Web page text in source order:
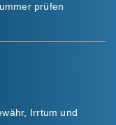
prüfen
Irrtum und